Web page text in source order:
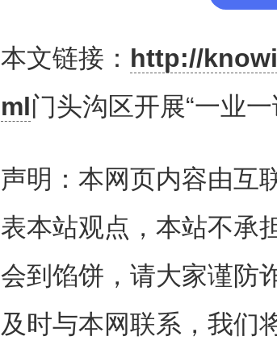
本文链接： http://
ml门头沟区开展“一业
声明：本网页内容由互
表本站观点，本站不承
会到馅饼，请大家谨防
及时与本网联系，我们